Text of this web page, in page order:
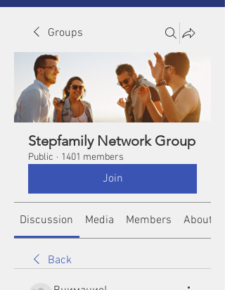
Groups
Stepfamily Network Group
Public · 1401 members
Join
Discussion Media Members About
Back